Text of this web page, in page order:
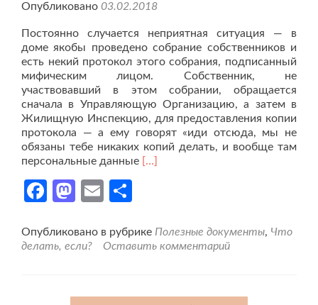
Опубликовано 03.02.2018
Постоянно случается неприятная ситуация — в
доме якобы проведено собрание собственников и
есть некий протокол этого собрания, подписанный
мифическим лицом. Собственник, не
участвовавший в этом собрании, обращается
сначала в Управляющую Организацию, а затем в
Жилищную Инспекцию, для предоставления копии
протокола — а ему говорят «иди отсюда, мы не
обязаны тебе никаких копий делать, и вообще там
персональные данные Читать
отказываются
предоставлять
[…]
Facebook
Mastodon
Email
Опубликовано в рубрике Полезные документы, Что
делать, если?
Оставить комментарий